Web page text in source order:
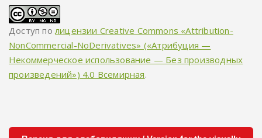
Доступ полицензии Creative Commons «Attribution-
NonCommercial-NoDerivatives» («Атрибуция —
Некоммерческое использование — Без производных
произведений») 4.0 Всемирная.